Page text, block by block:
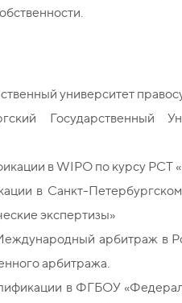
университет
Государственный
в WIPO по курсу РСТ
в Санкт-
экспертизы»
арбитраж в
арбитража.
в ФГБОУ